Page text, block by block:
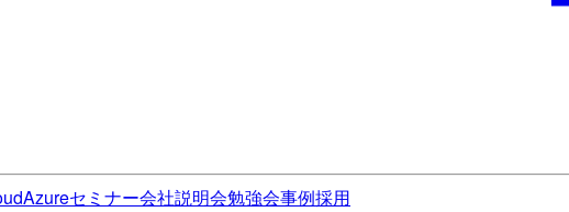
Azureセミナー会社説明会勉強会事例採用